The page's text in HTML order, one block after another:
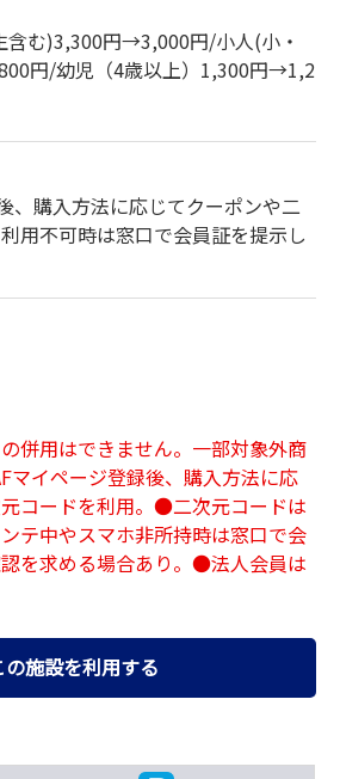
含む)3,300円→3,000円/小人(小・
円/幼児（4歳以上）1,300円→1,2
、購入方法に応じてクーポンや二
用不可時は窓口で会員証を提示し
併用はできません。一部対象外商
マイページ登録後、購入方法に応
コードを利用。●二次元コードは
テ中やスマホ非所持時は窓口で会
を求める場合あり。●法人会員は
の施設を利用する